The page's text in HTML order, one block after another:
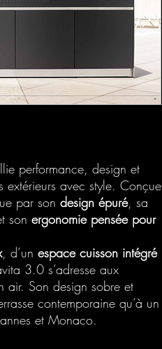
performance, design et
extérieurs avec style. Conçue
par son design épuré, sa
son ergonomie pensée pour
, d’un espace cuisson intégré
3.0 s’adresse aux
air. Son design sobre et
contemporaine qu’à un
et Monaco.